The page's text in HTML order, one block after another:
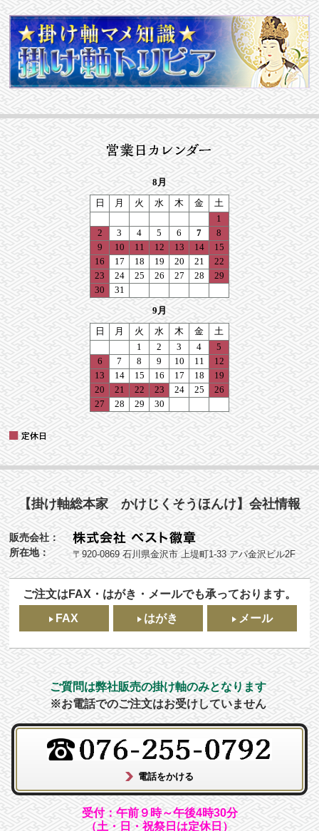
【掛け軸総本家 かけじくそうほんけ】会社情報
販売会社：
所在地：
〒920-0869 石川県金沢市 上堤町1-33 アパ金沢ビル2F
ご注文はFAX・はがき・メールでも承っております。
FAX
はがき メール
ご質問は弊社販売の掛け軸のみとなります
※お電話でのご注文はお受けしていません
受付：午前９時～午後4時30分
（土・日・祝祭日は定休日）